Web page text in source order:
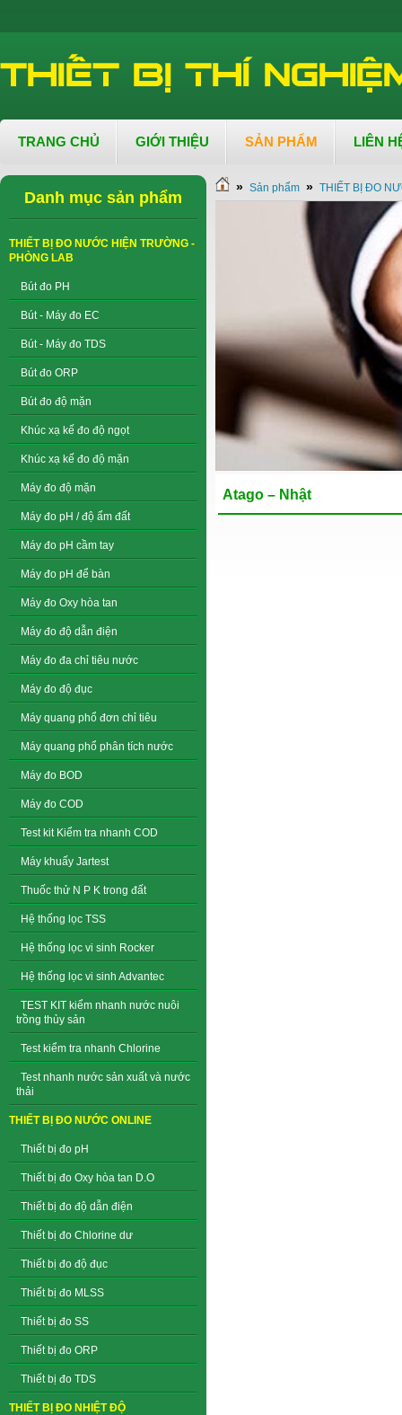
TRANG CHỦ GIỚI THIỆU SẢN PHẨM LIÊN
Danh mục sản phẩm
THIẾT BỊ ĐO NƯỚC HIỆN TRƯỜNG -
PHÒNG LAB
Bút đo PH
Bút - Máy đo EC
Bút - Máy đo TDS
Bút đo ORP
Bút đo độ mặn
Khúc xạ kế đo độ ngọt
Khúc xạ kế đo độ mặn
Máy đo độ mặn
Máy đo pH / độ ẩm đất
Máy đo pH cầm tay
Máy đo pH để bàn
Máy đo Oxy hòa tan
Máy đo độ dẫn điện
Máy đo đa chỉ tiêu nước
Máy đo độ đục
Máy quang phổ đơn chỉ tiêu
Máy quang phổ phân tích nước
Máy đo BOD
Máy đo COD
Test kit Kiểm tra nhanh COD
Máy khuấy Jartest
Thuốc thử N P K trong đất
Hệ thống lọc TSS
Hệ thống lọc vi sinh Rocker
Hệ thống lọc vi sinh Advantec
TEST KIT kiểm nhanh nước nuôi
trồng thủy sản
Test kiểm tra nhanh Chlorine
Test nhanh nước sản xuất và nước
thải
THIẾT BỊ ĐO NƯỚC ONLINE
Thiết bị đo pH
Thiết bị đo Oxy hòa tan D.O
Thiết bị đo độ dẫn điện
Thiết bị đo Chlorine dư
Thiết bị đo độ đục
Thiết bị đo MLSS
Thiết bị đo SS
Thiết bị đo ORP
Thiết bị đo TDS
THIẾT BỊ ĐO NHIỆT ĐỘ
» Sản phẩm » THIẾT BỊ ĐO
Atago – Nhật